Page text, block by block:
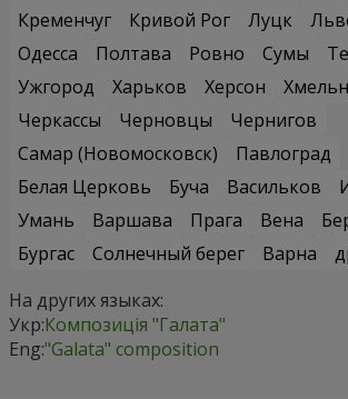
Кременчуг
Кривой Рог Луцк
Одесса
Полтава Ровно Сумы
Ужгород
Харьков Херсон
Черкассы
Черновцы
Чернигов
Самар (Новомосковск)
Павлоград
Белая Церковь
Буча Васильков
Умань
Варшава Прага Вена
Бургас
Солнечный берег Варна
На других языках:
Укр:Композиція "Галата"
Eng:"Galata" composition